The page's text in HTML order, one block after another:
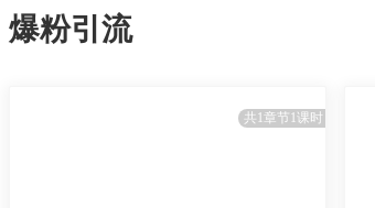
爆粉引流
共1章节1课时